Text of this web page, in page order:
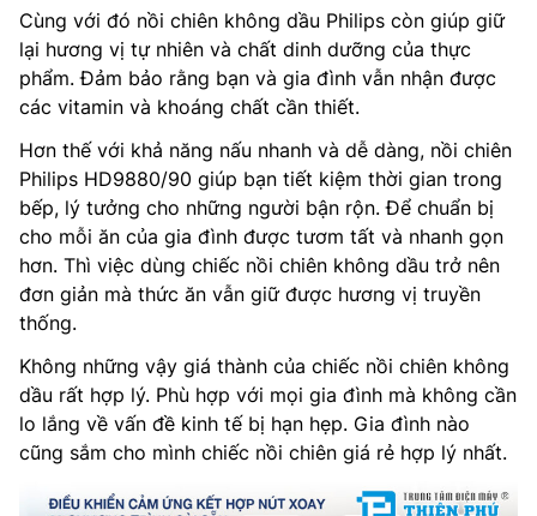
Cùng với đó nồi chiên không dầu Philips còn giúp giữ
lại hương vị tự nhiên và chất dinh dưỡng của thực
phẩm. Đảm bảo rằng bạn và gia đình vẫn nhận được
các vitamin và khoáng chất cần thiết.
Hơn thế với khả năng nấu nhanh và dễ dàng, nồi chiên
Philips HD9880/90 giúp bạn tiết kiệm thời gian trong
bếp, lý tưởng cho những người bận rộn. Để chuẩn bị
cho mỗi ăn của gia đình được tươm tất và nhanh gọn
hơn. Thì việc dùng chiếc nồi chiên không dầu trở nên
đơn giản mà thức ăn vẫn giữ được hương vị truyền
thống.
Không những vậy giá thành của chiếc nồi chiên không
dầu rất hợp lý. Phù hợp với mọi gia đình mà không cần
lo lắng về vấn đề kinh tế bị hạn hẹp. Gia đình nào
cũng sắm cho mình chiếc nồi chiên giá rẻ hợp lý nhất.